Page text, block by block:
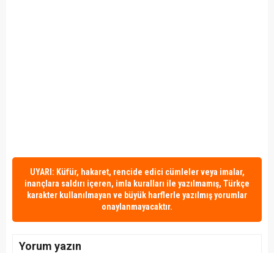
UYARI: Küfür, hakaret, rencide edici cümleler veya imalar,
inançlara saldırı içeren, imla kuralları ile yazılmamış, Türkçe
karakter kullanılmayan ve büyük harflerle yazılmış yorumlar
onaylanmayacaktır.
Yorum yazın